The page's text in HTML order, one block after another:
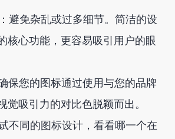
：避免杂乱或过多细节。简洁的设
核心功能，更容易吸引用户的眼
保您的图标通过使用与您的品牌
觉吸引力的对比色脱颖而出。
不同的图标设计，看看哪一个在